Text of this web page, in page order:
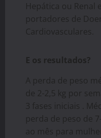
Hepática ou Renal e
portadores de
Cardiovasculares.
E os resultados?
A perda de peso
de 2-2,5 kg por
3 fases iniciais .
perda de peso de
ao mês para